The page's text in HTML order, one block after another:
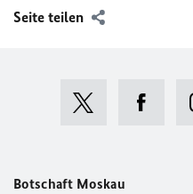
Seite teilen
Botschaft Moskau